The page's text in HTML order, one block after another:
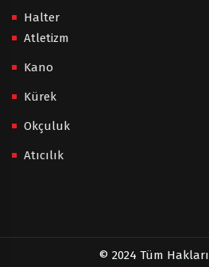
Halter
Atletizm
Kano
Kürek
Okçuluk
Atıcılık
© 2024 Tüm Hakları